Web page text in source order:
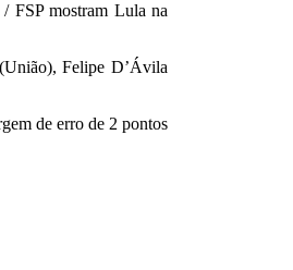
FSP mostram Lula na
Felipe D’Ávila
de erro de 2 pontos